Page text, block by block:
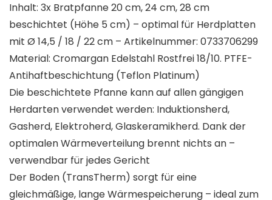
Inhalt: 3x Bratpfanne 20 cm, 24 cm, 28 cm
beschichtet (Höhe 5 cm) – optimal für Herdplatten
mit Ø 14,5 / 18 / 22 cm – Artikelnummer: 0733706299
Material: Cromargan Edelstahl Rostfrei 18/10. PTFE-
Antihaftbeschichtung (Teflon Platinum)
Die beschichtete Pfanne kann auf allen gängigen
Herdarten verwendet werden: Induktionsherd,
Gasherd, Elektroherd, Glaskeramikherd. Dank der
optimalen Wärmeverteilung brennt nichts an –
verwendbar für jedes Gericht
Der Boden (TransTherm) sorgt für eine
gleichmäßige, lange Wärmespeicherung – ideal zum